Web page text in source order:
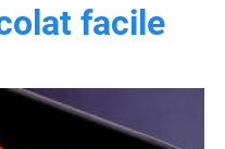
facile